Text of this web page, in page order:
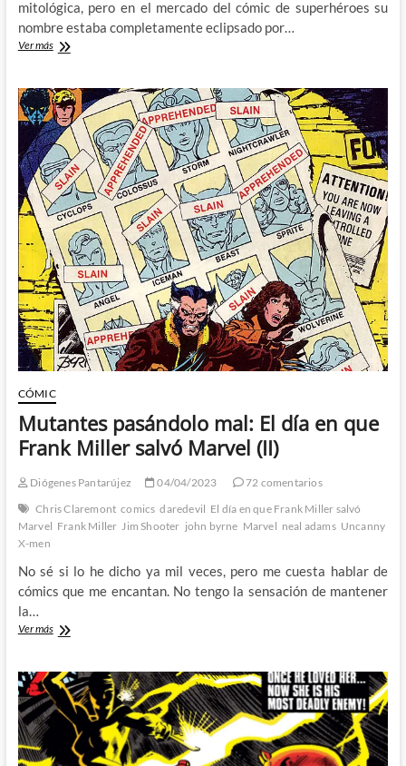
mitológica, pero en el mercado del cómic de superhéroes su
nombre estaba completamente eclipsado por…
Ver másNeal
ogro
de
la
industria:
Wizard,
The
Guide
to
Comics
#14
CÓMIC
Mutantes pasándolo mal: El día en que
Frank Miller salvó Marvel (II)
Diógenes Pantarújez 04/04/2023
72 comentarios
Chris Claremont comics daredevil El día en que Frank Miller salvó
Marvel Frank Miller Jim Shooter john byrne Marvel neal adams Uncanny
X-men
No sé si lo he dicho ya mil veces, pero me cuesta hablar de
cómics que me encantan. No tengo la sensación de mantener
la…
Ver másMutantes
El
día
en
que
Frank
Miller